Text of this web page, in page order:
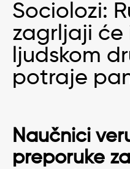
Sociolozi:
zagrljaji će
ljudskom
potraje
Naučnici
preporuke